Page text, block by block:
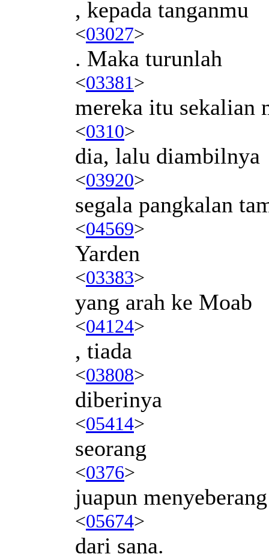
, kepada tanganmu
<03027>
. Maka turunlah
<03381>
mereka itu sekalian
<0310>
dia, lalu diambilnya
<03920>
segala pangkalan
<04569>
Yarden
<03383>
yang arah ke Moab
<04124>
, tiada
<03808>
diberinya
<05414>
seorang
<0376>
juapun menyeberang
<05674>
dari sana.